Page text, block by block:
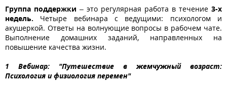
Группа поддержки – это регулярная работа в течение 3-х
недель. Четыре вебинара с ведущими: психологом и
акушеркой. Ответы на волнующие вопросы в рабочем чате.
Выполнение домашних заданий, направленных на
повышение качества жизни.
1 Вебинар: "Путешествие в жемчужный возраст:
Психология и физиология перемен"